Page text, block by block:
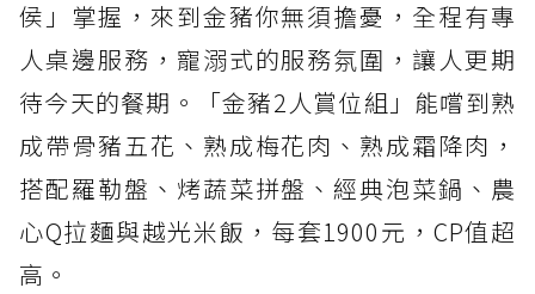
侯」掌握，來到金豬你無須擔憂，全程有專
人桌邊服務，寵溺式的服務氛圍，讓人更期
待今天的餐期。「金豬2人賞位組」能嚐到熟
成帶骨豬五花、熟成梅花肉、熟成霜降肉，
搭配羅勒盤、烤蔬菜拼盤、經典泡菜鍋、農
心Q拉麵與越光米飯，每套1900元，CP值超
高。